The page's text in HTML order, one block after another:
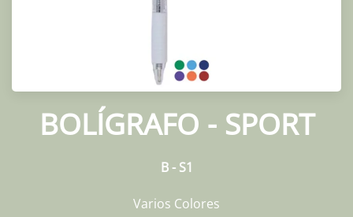
BOLÍGRAFO - SPORT
B - S1
Varios Colores